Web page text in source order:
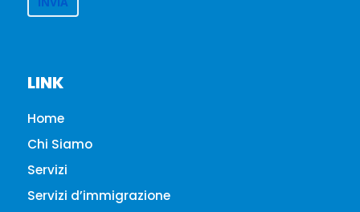
LINK
Home
Chi Siamo
Servizi
Servizi d’immigrazione